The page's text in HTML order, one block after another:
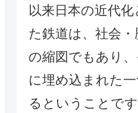
以来日本の近代
た鉄道は、社会
の縮図でもあり
に埋め込まれた
るということです